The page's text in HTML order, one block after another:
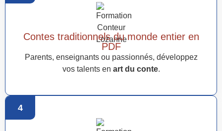
Contes traditionnels du monde entier en
PDF
Parents, enseignants ou passionnés, développez
vos talents en art du conte.
4